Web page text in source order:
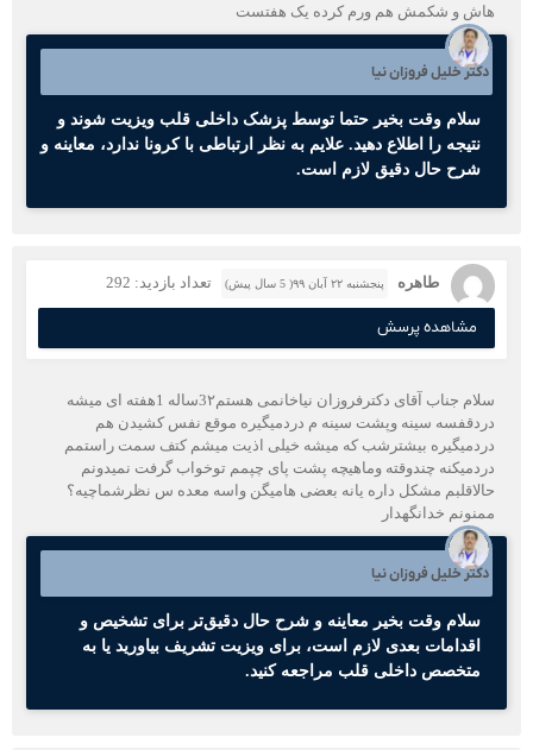
هاش و شکمش هم ورم کرده یک هفتست
دکتر خلیل فروزان نیا
سلام وقت بخیر حتما توسط پزشک داخلی قلب ویزیت شوند و
نتیجه را اطلاع دهید. علایم به نظر ارتباطی با کرونا ندارد، معاینه و
شرح حال دقیق لازم است.
طاهره پنجشنبه ۲۲ آبان ۹۹( 5 سال پیش) تعداد بازدید: 292
مشاهده پرسش
سلام جناب آقای دکترفروزان نیاخانمی هستم3۲ساله 1هفته ای میشه
دردقفسه سینه وپشت سینه م دردمیگیره موقع نفس کشیدن هم
دردمیگیره بیشترشب که میشه خیلی اذیت میشم کتف سمت راستمم
دردمیکنه چندوقته وماهیچه پشت پای چپمم توخواب گرفت نمیدونم
حالاقلبم مشکل داره یانه بعضی هامیگن واسه معده س نظرشماچیه؟
ممنونم خدانگهدار
دکتر خلیل فروزان نیا
سلام وقت بخیر معاینه و شرح حال دقیق‌تر برای تشخیص و
اقدامات بعدی لازم است، برای ویزیت تشریف بیاورید یا به
متخصص داخلی قلب مراجعه کنید.